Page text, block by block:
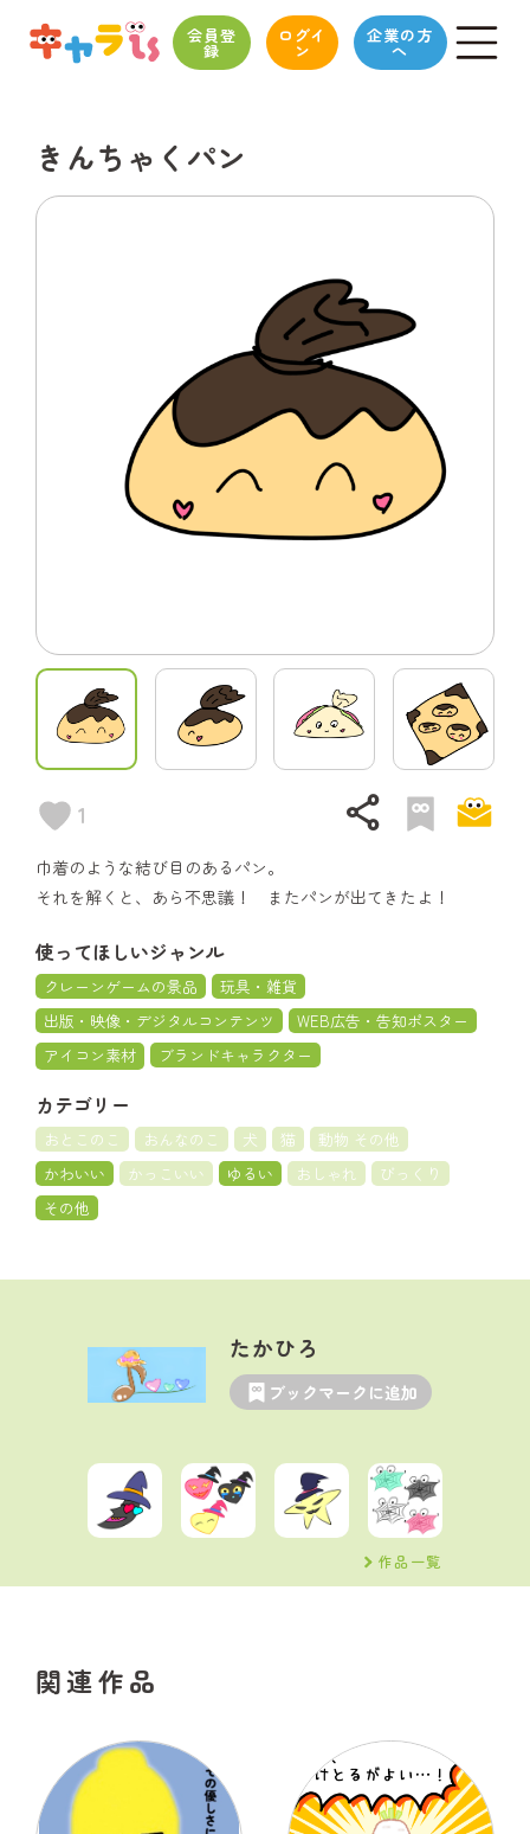
会員登
録
ログイ
ン
企業の方
へ
きんちゃくパン
1 share
巾着のような結び目のあるパン。
それを解くと、あら不思議！ またパンが出てきたよ！
使ってほしいジャンル
クレーンゲームの景品
玩具・雑貨
出版・映像・デジタルコンテンツ
WEB広告・告知ポスター
アイコン素材
ブランドキャラクター
カテゴリー
おとこのこ おんなのこ 犬 猫
動物 その他
かわいい
かっこいい ゆるい おしゃれ
びっくり
その他
たかひろ
ブックマークに追加
作品一覧
関連作品